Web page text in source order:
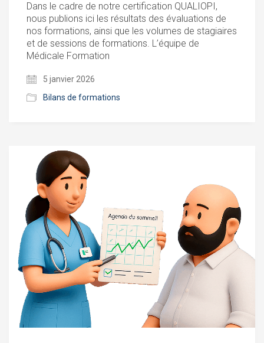
Dans le cadre de notre certification QUALIOPI,
nous publions ici les résultats des évaluations de
nos formations, ainsi que les volumes de stagiaires
et de sessions de formations. L’équipe de
Médicale Formation
5 janvier 2026
Bilans de formations